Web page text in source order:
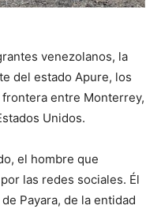
venezolanos, la
del estado Apure, los
entre Monterrey,
Unidos.
el hombre que
las redes sociales. Él
Payara, de la entidad